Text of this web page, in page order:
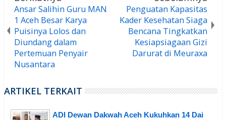
Ansar Salihin Guru MAN
1 Aceh Besar Karya
Puisinya Lolos dan
Diundang dalam
Pertemuan Penyair
Nusantara
Penguatan Kapasitas
Kader Kesehatan Siaga
Bencana Tingkatkan
Kesiapsiagaan Gizi
Darurat di Meuraxa
ARTIKEL TERKAIT
ADI Dewan Dakwah Aceh Kukuhkan 14 Dai